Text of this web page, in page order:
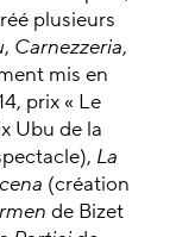
plusieurs
, Carnezzeria,
mis en
prix « Le
Ubu de la
La
(création
de Bizet